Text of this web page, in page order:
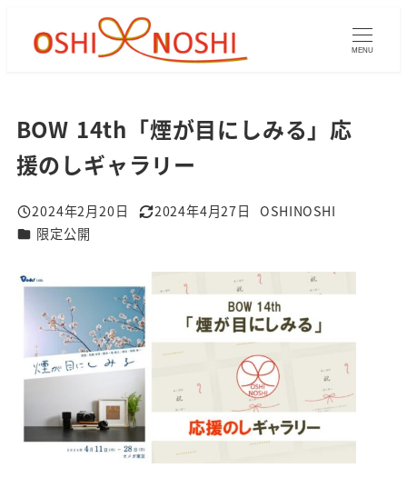
ン
ン
へ
動
MENU
BOW 14th「煙が目にしみる」応
援のしギャラリー
投稿日
2024年2月20日
更新日
2024年4月27日
著
OSHINOSHI
ギャラリーカテゴリ
限定公開